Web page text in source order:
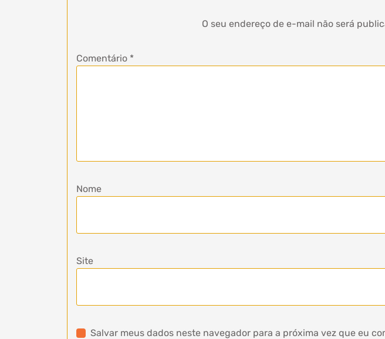
O seu endereço de e-mail não será
Comentário *
Nome
Site
Salvar meus dados neste navegador para a próxima vez que eu